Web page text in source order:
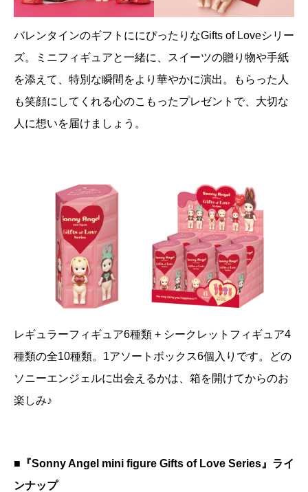
バレンタインのギフトににぴったりなGifts of Loveシリー
ズ。ミニフィギュアと一緒に、スイーツの贈り物や手紙
を添えて、特別な瞬間をより華やかに演出。もらった人
も笑顔にしてくれる心のこもったプレゼントで、大切な
人に想いを届けましょう。
レギュラーフィギュア6種類 + シークレットフィギュア4
種類の全10種類。1アソートボックス6個入りです。どの
ソニーエンジェルに出会えるかは、箱を開けてからのお
楽しみ♪
■『Sonny Angel mini figure Gifts of Love Series』ライ
ンナップ